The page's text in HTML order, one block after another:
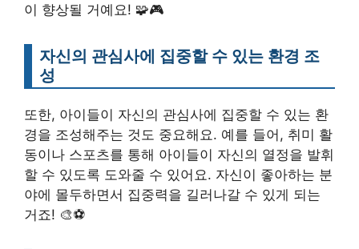
이 향상될 거예요! 🧩🎮
자신의 관심사에 집중할 수 있는 환경 조
성
또한, 아이들이 자신의 관심사에 집중할 수 있는 환
경을 조성해주는 것도 중요해요. 예를 들어, 취미 활
동이나 스포츠를 통해 아이들이 자신의 열정을 발휘
할 수 있도록 도와줄 수 있어요. 자신이 좋아하는 분
야에 몰두하면서 집중력을 길러나갈 수 있게 되는
거죠! 🎨⚽